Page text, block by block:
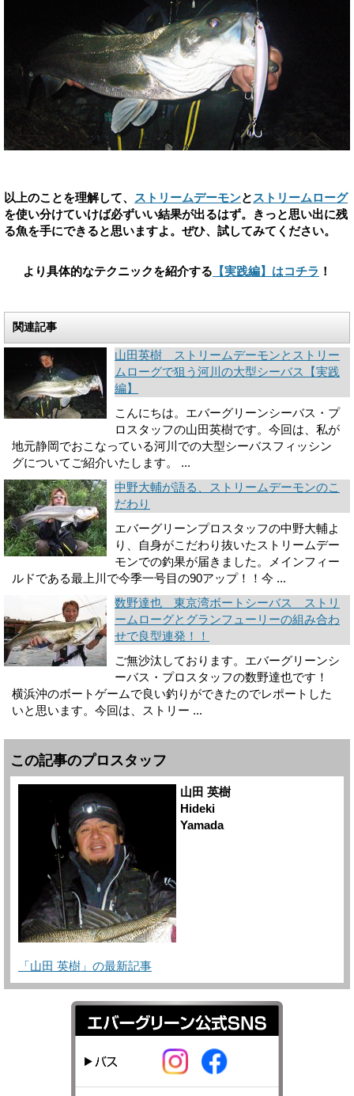
以上のことを理解して、 ストリームデーモンとストリームローグ
を使い分けていけば必ずいい結果が出るはず。きっと思い出に残
る魚を手にできると思いますよ。ぜひ、試してみてください。
より具体的なテクニックを紹介する 【実践編】はコチラ ！
関連記事
山田英樹 ストリームデーモンとストリー
ムローグで狙う河川の大型シーバス【実践
編】
こんにちは。エバーグリーンシーバス・プ
ロスタッフの山田英樹です。今回は、私が
地元静岡でおこなっている河川での大型シーバスフィッシン
グについてご紹介いたします。 ...
中野大輔が語る、ストリームデーモンのこ
だわり
エバーグリーンプロスタッフの中野大輔よ
り、自身がこだわり抜いたストリームデー
モンでの釣果が届きました。メインフィー
ルドである最上川で今季一号目の90アップ！！今 ...
数野達也 東京湾ボートシーバス ストリ
ームローグとグランフューリーの組み合わ
せで良型連発！！
ご無沙汰しております。エバーグリーンシ
ーバス・プロスタッフの数野達也です！
横浜沖のボートゲームで良い釣りができたのでレポートした
いと思います。今回は、ストリー ...
この記事のプロスタッフ
山田 英樹
Hideki
Yamada
「山田 英樹」の最新記事